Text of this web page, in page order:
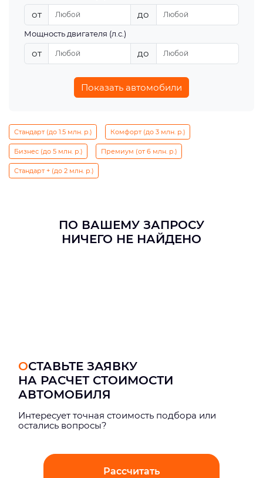
от до
Мощность двигателя (л.с.)
от до
Показать автомобили
Стандарт (до 1.5 млн. р.) Комфорт (до 3 млн. р.)
Бизнес (до 5 млн. р.) Премиум (от 6 млн. р.)
Стандарт + (до 2 млн. р.)
ПО ВАШЕМУ ЗАПРОСУ
НИЧЕГО НЕ НАЙДЕНО
ОСТАВЬТЕ ЗАЯВКУ
НА РАСЧЕТ СТОИМОСТИ
АВТОМОБИЛЯ
Интерeсует точная стоимость подбора или
остались вопросы?
Рассчитать